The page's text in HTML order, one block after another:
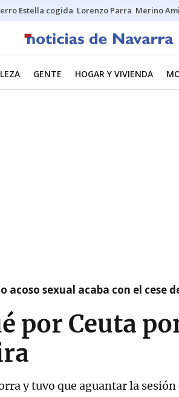
Estella cogida Lorenzo Parra Merino
GENTE HOGAR Y VIVIENDA
acoso sexual acaba con el cese
por Ceuta
y tuvo que aguantar la